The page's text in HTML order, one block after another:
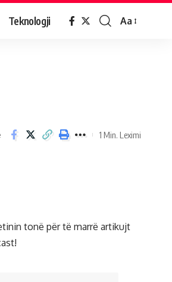
Teknologji Aa
1 Min. Leximi
tonë për të marrë artikujt